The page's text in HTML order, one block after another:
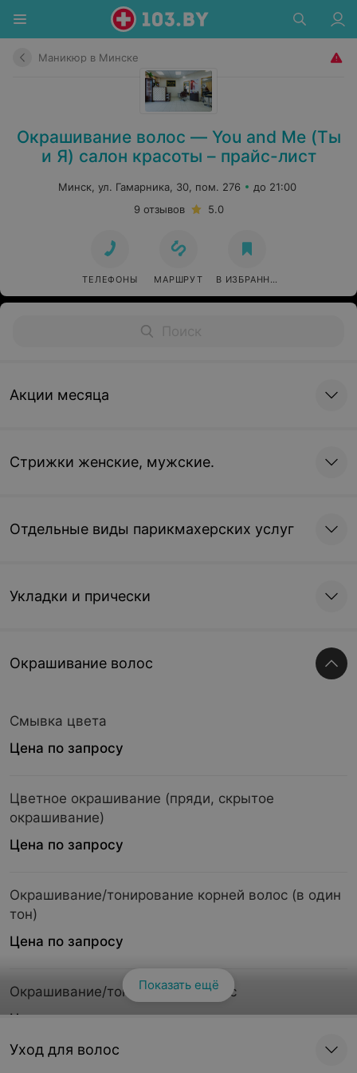
Маникюр в Минске
Окрашивание волос — You and Me (Ты
и Я) салон красоты – прайс-лист
Минск, ул. Гамарника, 30, пом. 276
до 21:00
9 отзывов
5.0
ТЕЛЕФОНЫ МАРШРУТ В ИЗБРАННОЕ
Акции месяца
Стрижки женские, мужские.
Отдельные виды парикмахерских услуг
Укладки и прически
Окрашивание волос
Смывка цвета
Цена по запросу
Цветное окрашивание (пряди, скрытое
окрашивание)
Цена по запросу
Окрашивание/тонирование корней волос (в один
тон)
Цена по запросу
Окрашивание/тонирование волос
Цена по запросу
Показать ещё
Уход для волос